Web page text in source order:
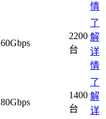
情
60Gbps
2200
台
了
解
详
情
80Gbps
1400
台
了
解
详